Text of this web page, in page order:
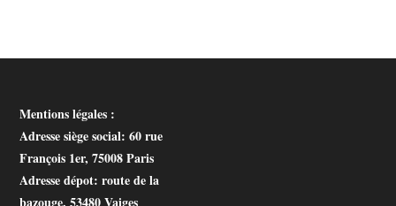
Mentions légales :
Adresse siège social: 60 rue
François 1er, 75008 Paris
Adresse dépot: route de la
bazouge, 53480 Vaiges